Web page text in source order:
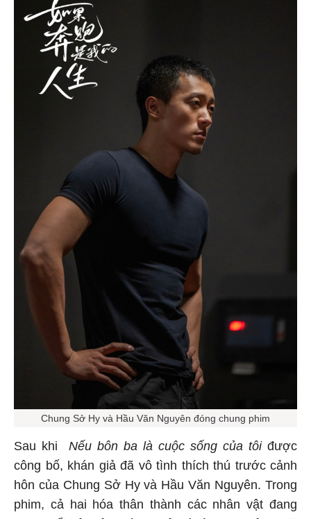
Chung Sở Hy và Hầu Văn Nguyên đóng chung phim
Sau khi Nếu bôn ba là cuộc sống của tôi được
công bố, khán giả đã vô tình thích thú trước cảnh
hôn của Chung Sở Hy và Hầu Văn Nguyên. Trong
phim, cả hai hóa thân thành các nhân vật đang